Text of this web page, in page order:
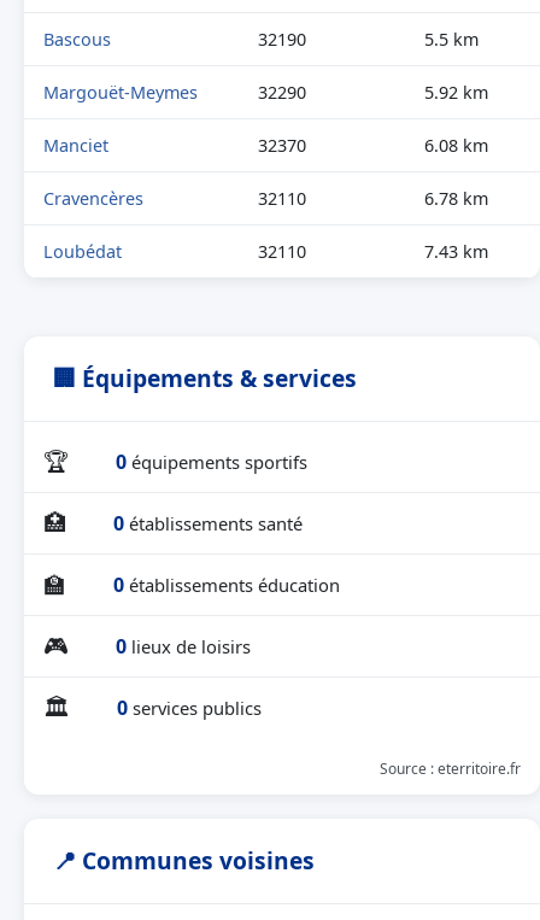
Bascous 32190 5.5 km
Margouët-Meymes 32290 5.92 km
Manciet 32370 6.08 km
Cravencères 32110 6.78 km
Loubédat 32110 7.43 km
🏢 Équipements & services
🏆 0 équipements sportifs
🏥 0 établissements santé
🏫 0 établissements éducation
🎮 0 lieux de loisirs
🏛 0 services publics
Source : eterritoire.fr
📍 Communes voisines